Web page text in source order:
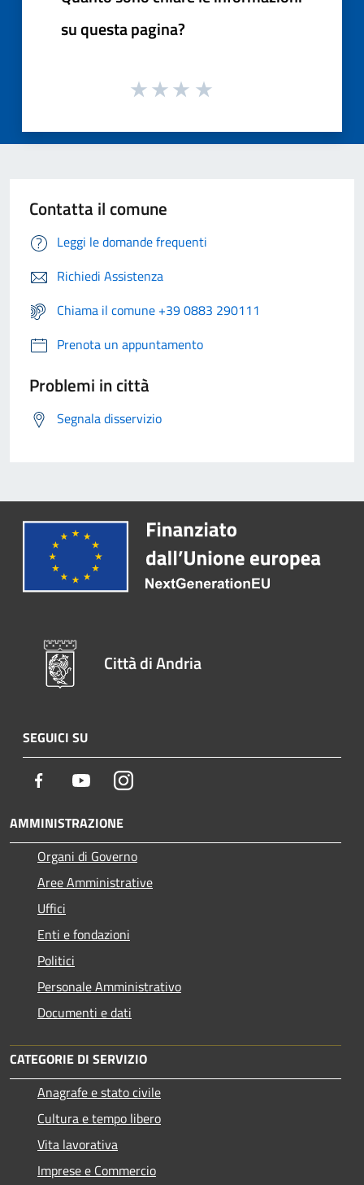
su questa pagina?
Contatta il comune
Leggi le domande frequenti
Richiedi Assistenza
Chiama il comune +39 0883 290111
Prenota un appuntamento
Problemi in città
Segnala disservizio
Città di Andria
SEGUICI SU
Facebook YoutubeInstagram
AMMINISTRAZIONE
Organi di Governo
Aree Amministrative
Uffici
Enti e fondazioni
Politici
Personale Amministrativo
Documenti e dati
CATEGORIE DI SERVIZIO
Anagrafe e stato civile
Cultura e tempo libero
Vita lavorativa
Imprese e Commercio